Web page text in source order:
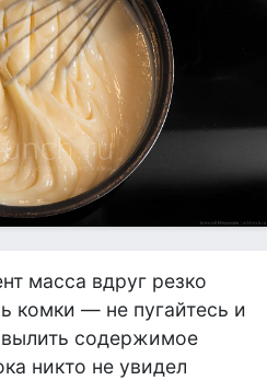
масса вдруг резко
комки — не пугайтесь и
содержимое
никто не увидел